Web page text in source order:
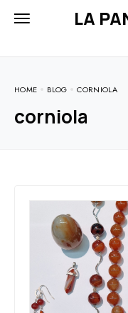
LA
HOME BLOG CORNIOLA
corniola